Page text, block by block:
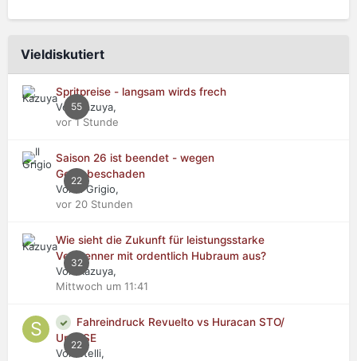
Vieldiskutiert
55
Spritpreise - langsam wirds frech
Von Kazuya,
vor 1 Stunde
22
Saison 26 ist beendet - wegen
Getriebeschaden
Von Il Grigio,
vor 20 Stunden
32
Wie sieht die Zukunft für leistungsstarke
Verbrenner mit ordentlich Hubraum aus?
Von Kazuya,
Mittwoch um 11:41
22
Fahreindruck Revuelto vs Huracan STO/
Urus SE
Von stelli,